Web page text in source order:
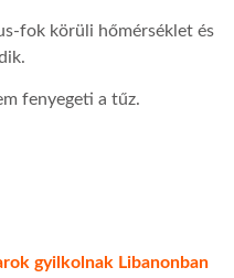
fok körüli hőmérséklet és
fenyegeti a tűz.
gyilkolnak Libanonban